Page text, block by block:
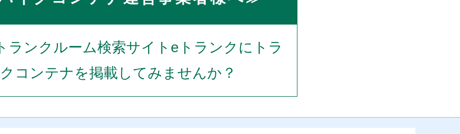
ランクルーム検索サイトeトランクにトラ
コンテナを掲載してみませんか？